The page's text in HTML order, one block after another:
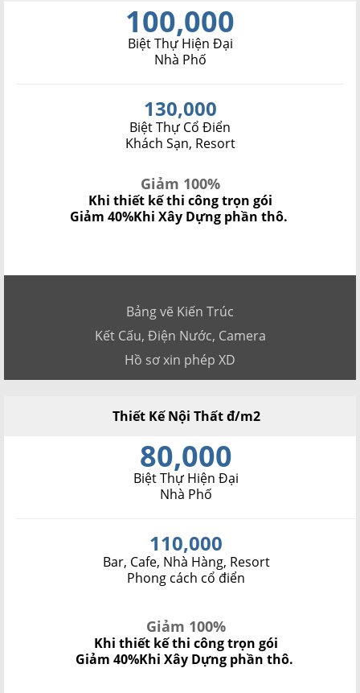
100,000
Biệt Thự Hiện Đại
Nhà Phố
130,000
Biệt Thự Cổ Điển
Khách Sạn, Resort
Giảm 100%
Khi thiết kế thi công trọn gói
Giảm 40%Khi Xây Dựng phần thô.
Bảng vẽ Kiến Trúc
Kết Cấu, Điện Nước, Camera
Hồ sơ xin phép XD
Thiết Kế Nội Thất đ/m2
80,000
Biệt Thự Hiện Đại
Nhà Phố
110,000
Bar, Cafe, Nhà Hàng, Resort
Phong cách cổ điển
Giảm 100%
Khi thiết kế thi công trọn gói
Giảm 40%Khi Xây Dựng phần thô.